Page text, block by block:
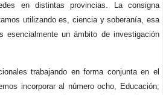
en distintas provincias. La consigna
utilizando es, ciencia y soberanía, esa
esencialmente un ámbito de investigación
trabajando en forma conjunta en el
incorporar al número ocho, Educación;